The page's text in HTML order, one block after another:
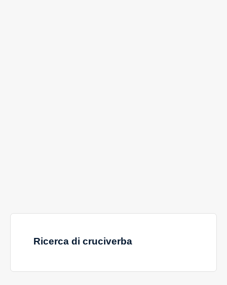
Ricerca di cruciverba